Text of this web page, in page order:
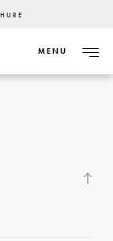
MENU